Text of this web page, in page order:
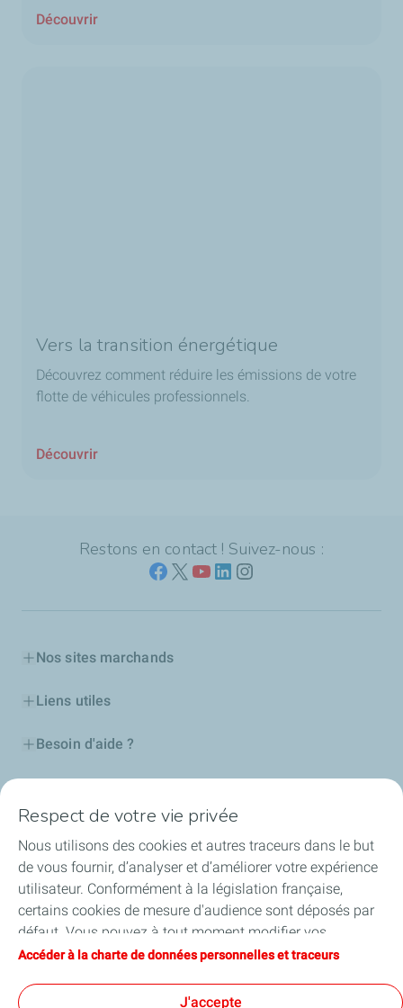
Découvrir
Vers la transition énergétique
Découvrez comment réduire les émissions de votre
flotte de véhicules professionnels.
Découvrir
Restons en contact ! Suivez-nous :
Nos sites marchands
Liens utiles
Besoin d'aide ?
Certificats d'économies d'énergie
Nos partenaires
Collaborer avec TotalEnergies
Accessibilité
Respect de votre vie privée
Nous utilisons des cookies et autres traceurs dans le but
de vous fournir, d’analyser et d’améliorer votre expérience
utilisateur. Conformément à la législation française,
certains cookies de mesure d'audience sont déposés par
défaut. Vous pouvez à tout moment modifier vos
paramètres de cookies en cliquant sur le bouton « Gérer
vous acceptez le dépôt de l’ensemble des cookies. Dans le
Accéder à la charte de données personnelles et traceurs
J'accepte